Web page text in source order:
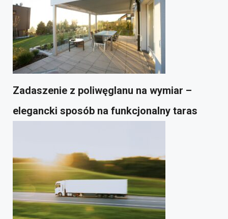
Zadaszenie z poliwęglanu na wymiar –
elegancki sposób na funkcjonalny taras